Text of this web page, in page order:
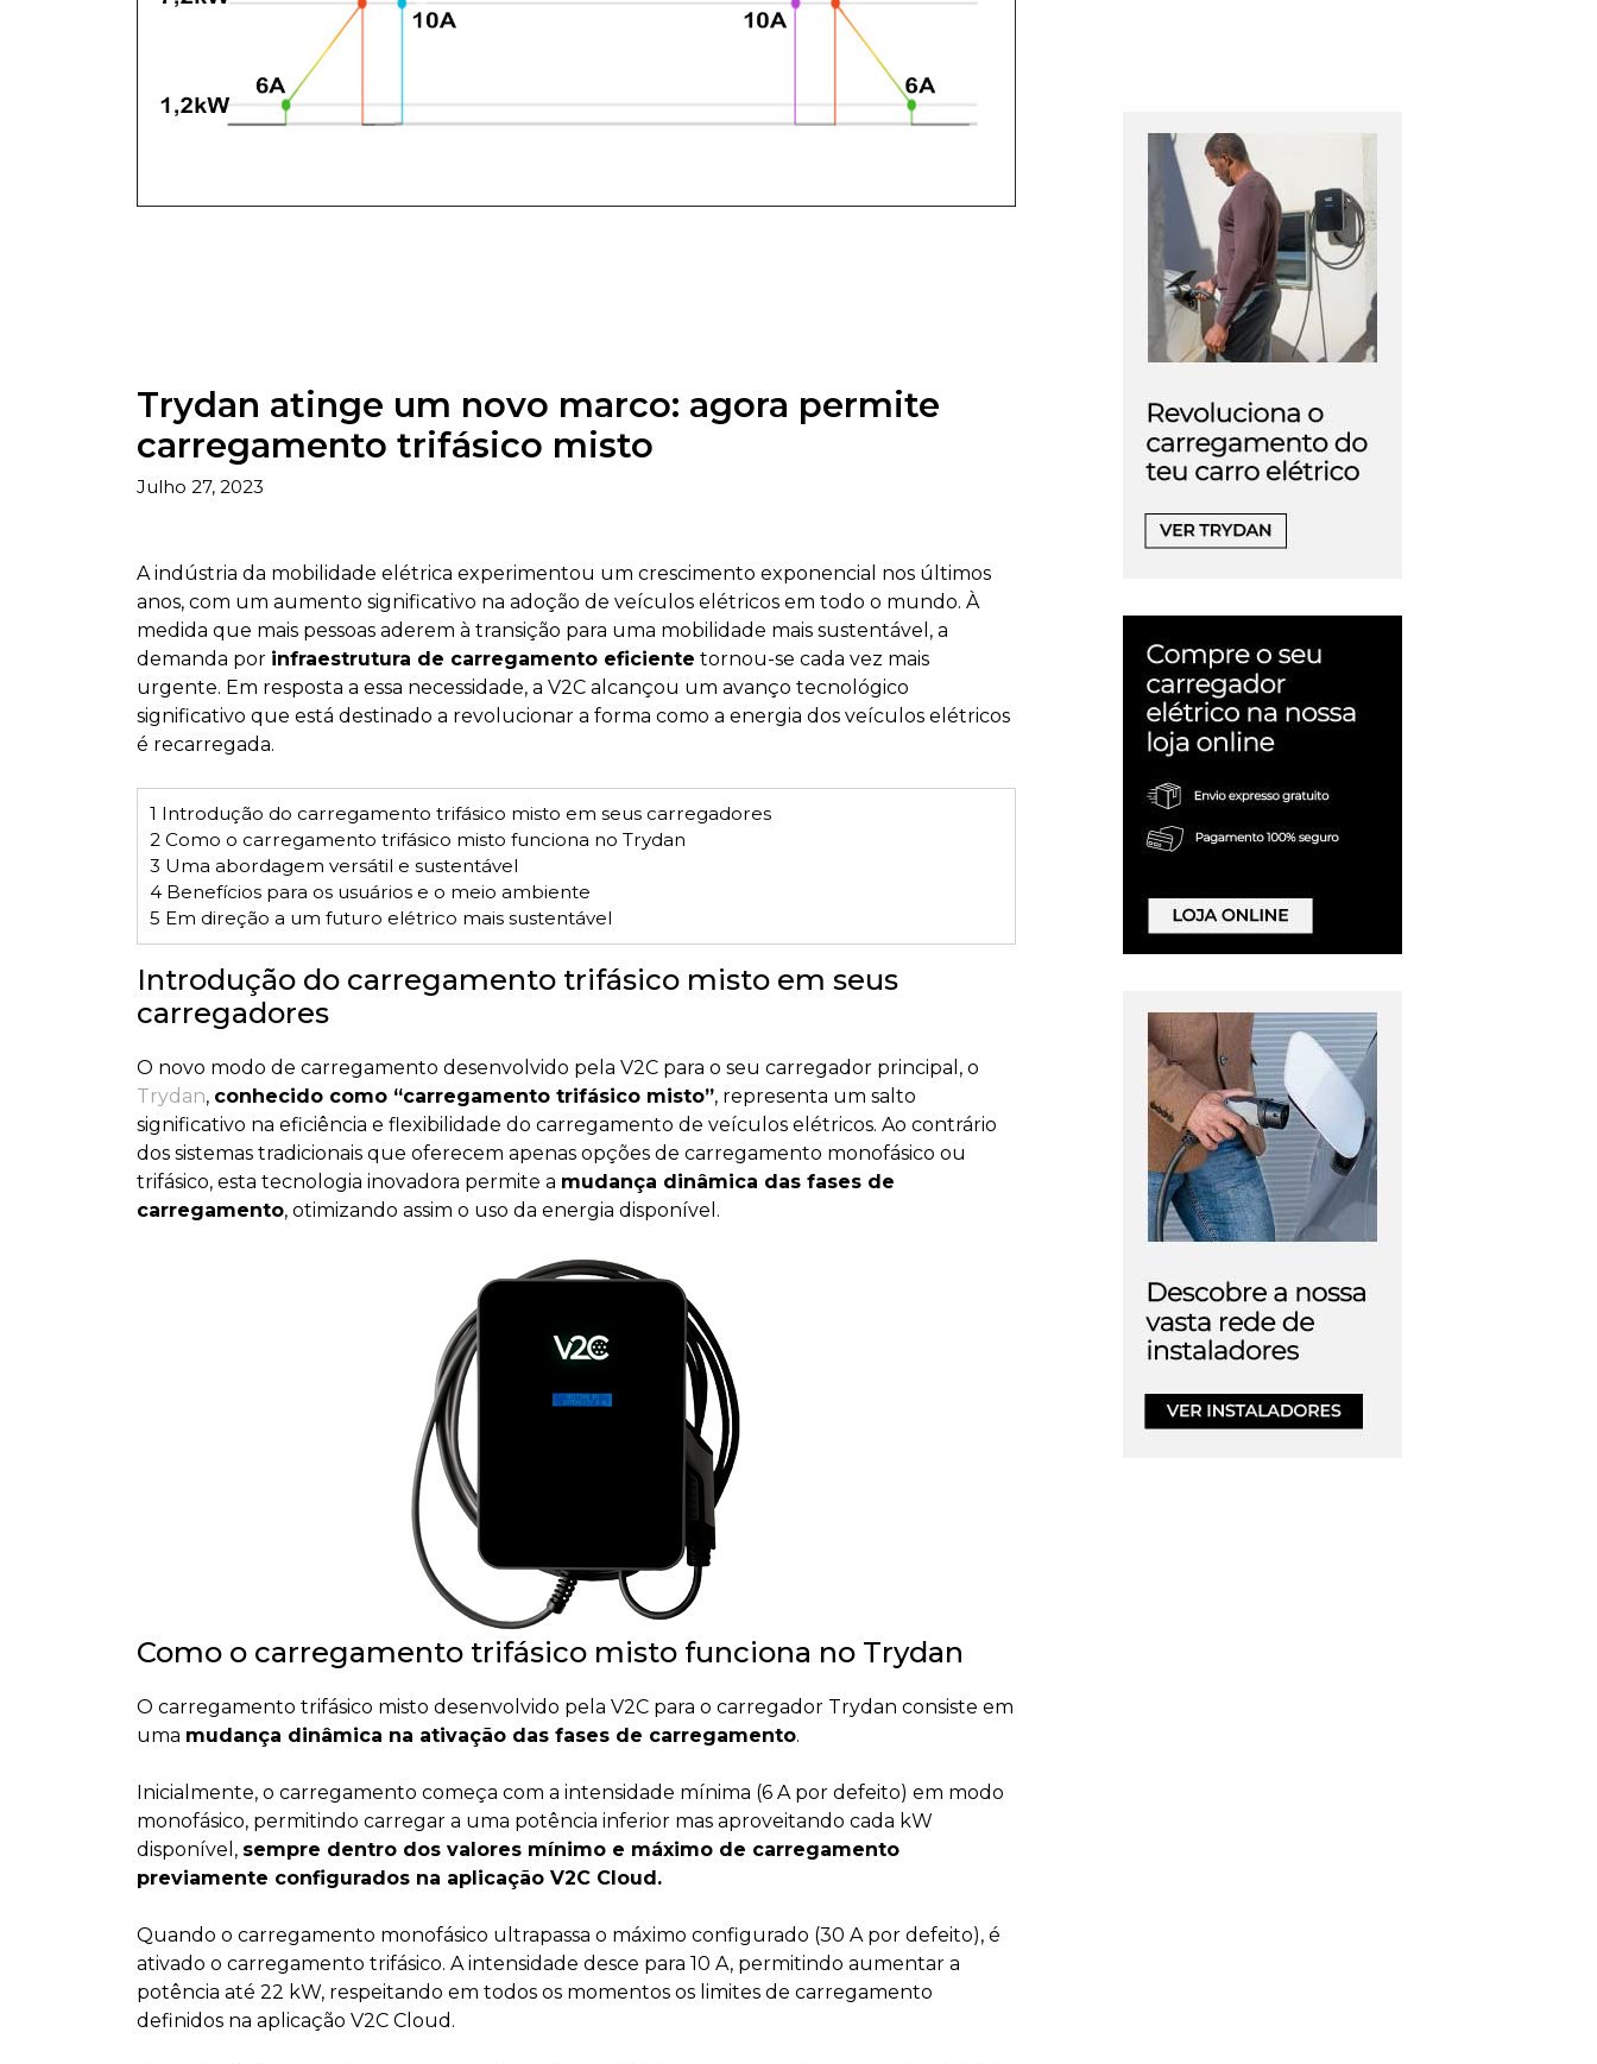
Trydan atinge um novo marco: agora permite
carregamento trifásico misto
Julho 27, 2023
A indústria da mobilidade elétrica experimentou um crescimento exponencial nos últimos
anos, com um aumento significativo na adoção de veículos elétricos em todo o mundo. À
medida que mais pessoas aderem à transição para uma mobilidade mais sustentável, a
demanda por infraestrutura de carregamento eficiente tornou-se cada vez mais
urgente. Em resposta a essa necessidade, a V2C alcançou um avanço tecnológico
significativo que está destinado a revolucionar a forma como a energia dos veículos elétricos
é recarregada.
1 Introdução do carregamento trifásico misto em seus carregadores
2Como o carregamento trifásico misto funciona no Trydan
3 Uma abordagem versátil e sustentável
4Benefícios para os usuários e o meio ambiente
5 Em direção a um futuro elétrico mais sustentável
Introdução do carregamento trifásico misto em seus
carregadores
O novo modo de carregamento desenvolvido pela V2C para o seu carregador principal, o
Trydan, conhecido como “carregamento trifásico misto”, representa um salto
significativo na eficiência e flexibilidade do carregamento de veículos elétricos. Ao contrário
dos sistemas tradicionais que oferecem apenas opções de carregamento monofásico ou
trifásico, esta tecnologia inovadora permite a mudança dinâmica das fases de
carregamento, otimizando assim o uso da energia disponível.
Como o carregamento trifásico misto funciona no Trydan
O carregamento trifásico misto desenvolvido pela V2C para o carregador Trydan consiste em
uma mudança dinâmica na ativação das fases de carregamento.
Inicialmente, o carregamento começa com a intensidade mínima (6 A por defeito) em modo
monofásico, permitindo carregar a uma potência inferior mas aproveitando cada kW
disponível, sempre dentro dos valores mínimo e máximo de carregamento
previamente configurados na aplicação V2C Cloud.
Quando o carregamento monofásico ultrapassa o máximo configurado (30 A por defeito), é
ativado o carregamento trifásico. A intensidade desce para 10 A, permitindo aumentar a
potência até 22 kW, respeitando em todos os momentos os limites de carregamento
definidos na aplicação V2C Cloud.